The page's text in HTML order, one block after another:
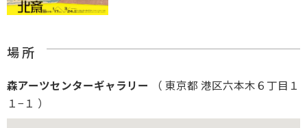
場 所
森アーツセンターギャラリー （ 東京都 港区六本木６丁目１
１−１ ）